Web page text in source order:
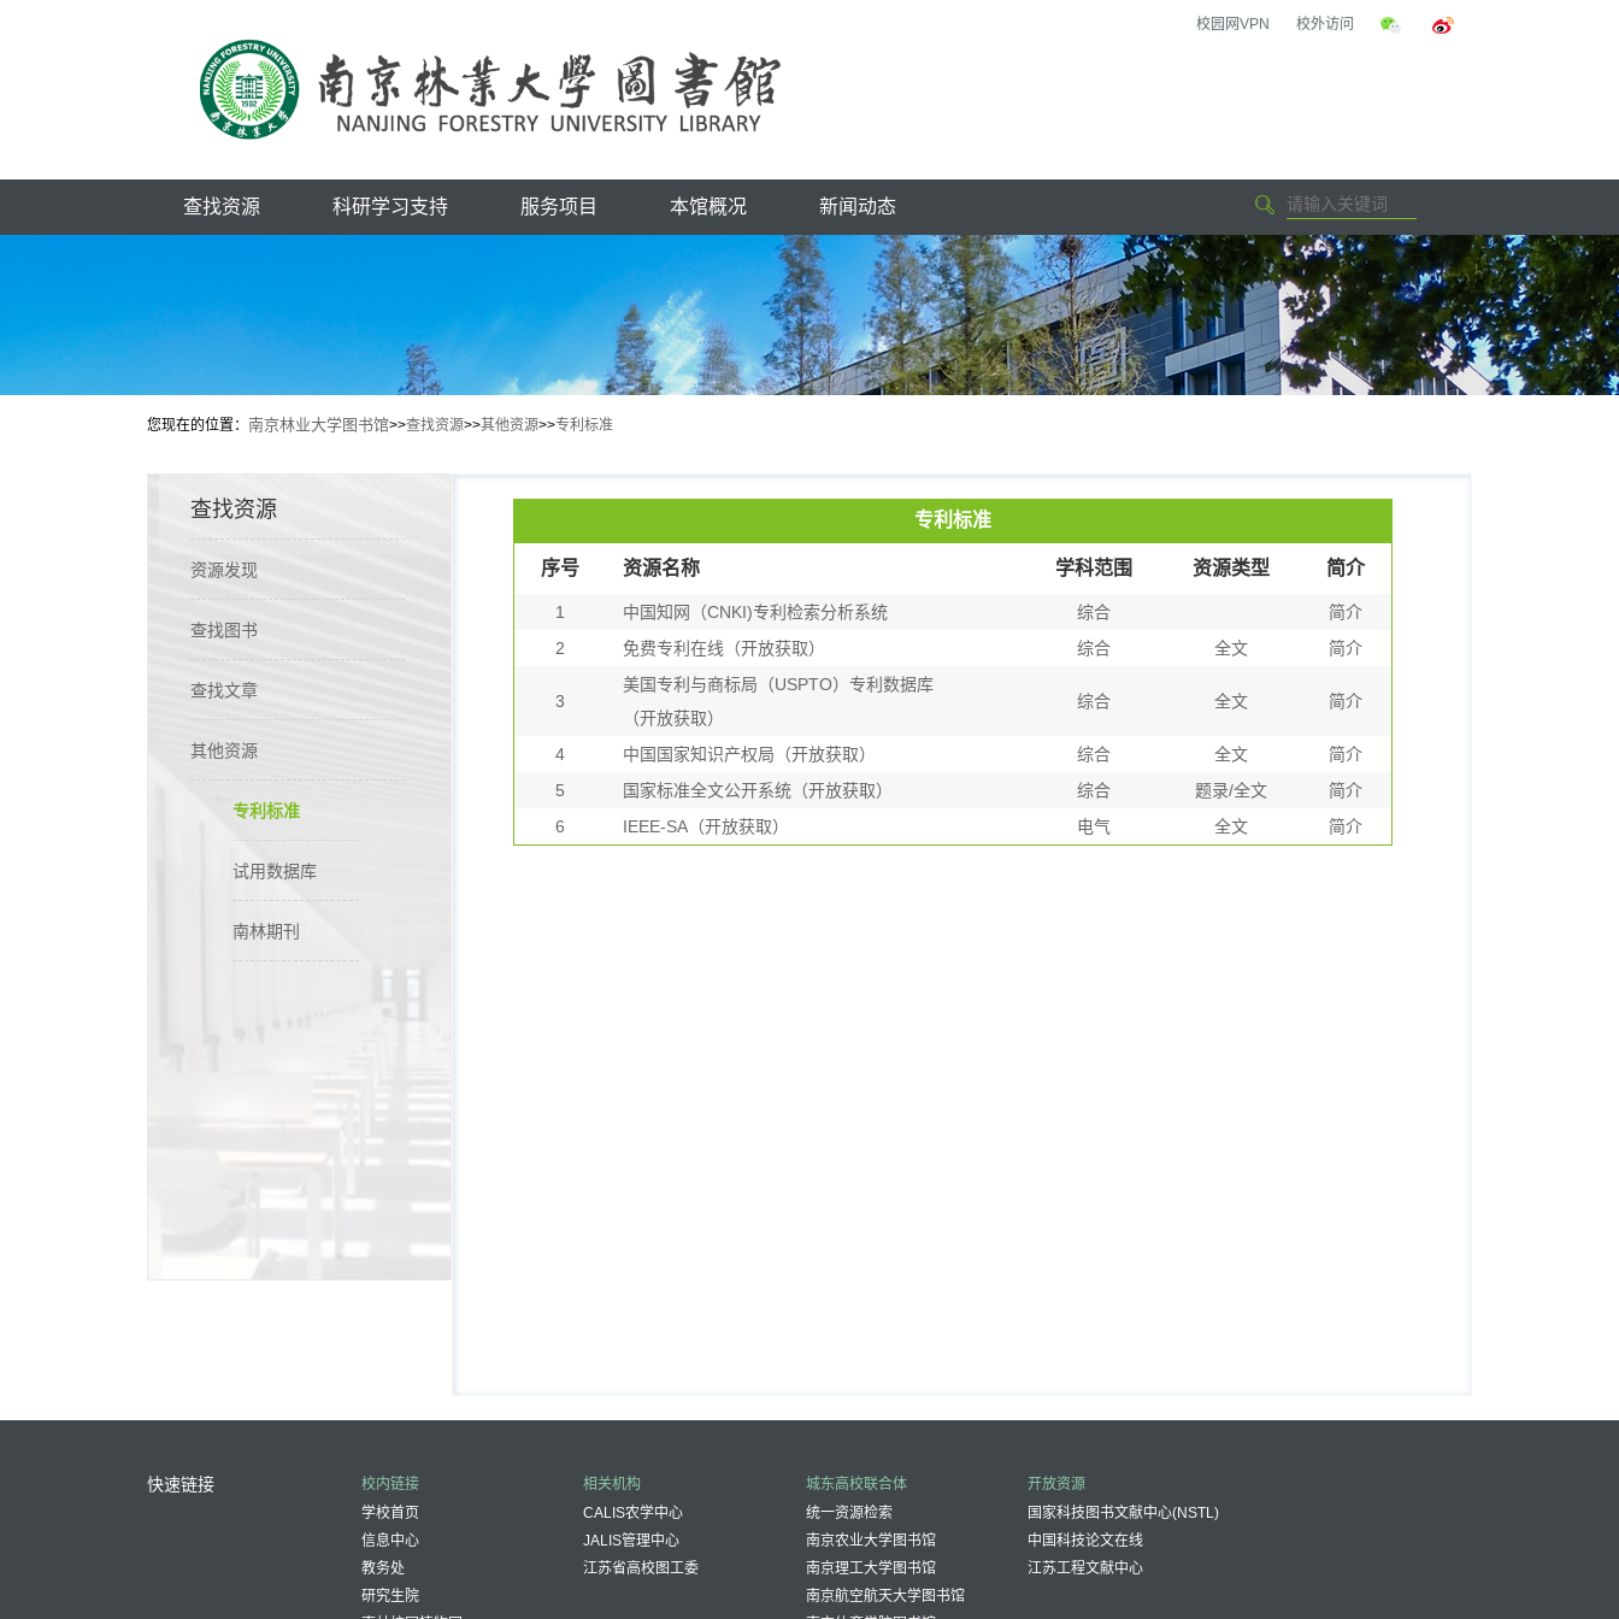
校园网VPN 校外访问
查找资源 科研学习支持 服务项目 本馆概况 新闻动态
您现在的位置： 南京林业大学图书馆>>查找资源>>其他资源>>专利标准
查找资源
资源发现
查找图书
查找文章
其他资源
专利标准
试用数据库
南林期刊
专利标准
序号 资源名称 学科范围 资源类型 简介
1 中国知网（CNKI)专利检索分析系统 综合
简介
2
免费专利在线（开放获取） 综合 全文 简介
3
美国专利与商标局（USPTO）专利数据库
（开放获取）
综合 全文 简介
4 中国国家知识产权局（开放获取） 综合 全文
简介
5
国家标准全文公开系统（开放获取） 综合 题录/全文
简介
6
IEEE-SA（开放获取） 电气 全文 简介
快速链接
校内链接
学校首页
信息中心
教务处
研究生院
相关机构
CALIS农学中心
JALIS管理中心
江苏省高校图工委
城东高校联合体
统一资源检索
南京农业大学图书馆
南京理工大学图书馆
南京航空航天大学图书馆
开放资源
国家科技图书文献中心(NSTL)
中国科技论文在线
江苏工程文献中心